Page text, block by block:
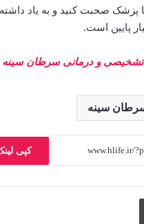
پایین است.
و درمانی سرطان سینه
سینه
کپی